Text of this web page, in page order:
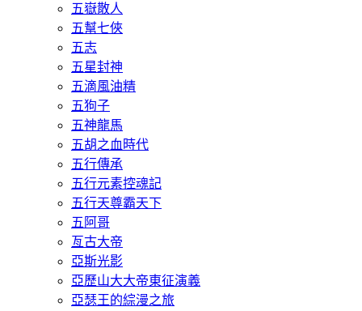
五嶽散人
五幫七俠
五志
五星封神
五滴風油精
五狗子
五神龍馬
五胡之血時代
五行傳承
五行元素控魂記
五行天尊霸天下
五阿哥
亙古大帝
亞斯光影
亞歷山大大帝東征演義
亞瑟王的綜漫之旅